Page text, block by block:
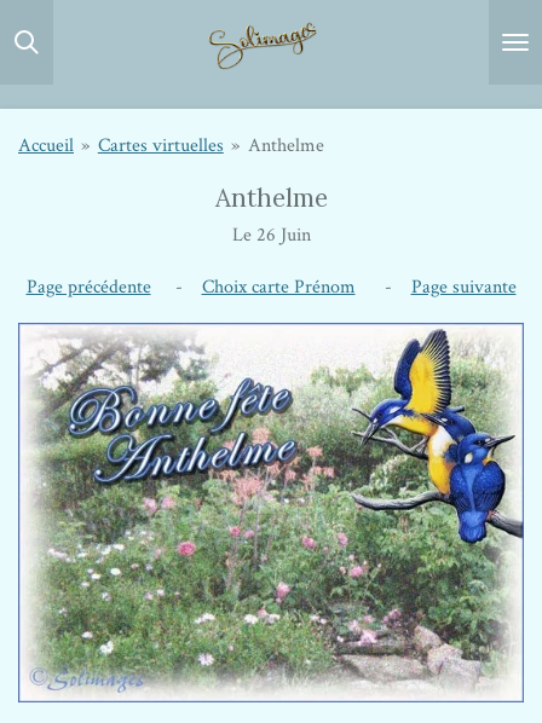
Passer
Accueil » Cartes virtuelles » Anthelme
Anthelme
Le 26 Juin
Page précédente- Choix carte Prénom - Page suivante